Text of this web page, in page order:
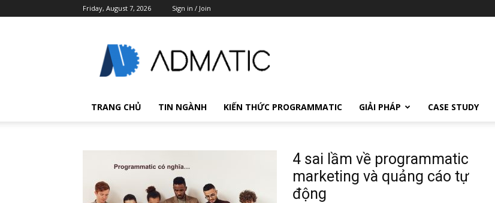
Friday, August 7, 2026 Sign in / Join
Blog
TRANG CHỦ TIN NGÀNH KIẾN THỨC PROGRAMMATIC GIẢI PHÁP CASE STUDY
4 sai lầm về programmatic
marketing và quảng cáo tự
động